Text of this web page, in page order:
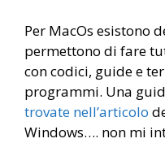
Per MacOs esistono
permettono di fare
con codici, guide e
programmi. Una
trovate nell’articolo
Windows…. non mi